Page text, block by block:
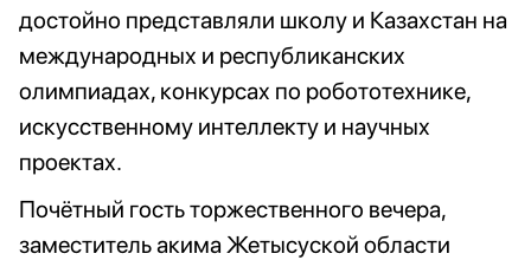
достойно представляли школу и Казахстан на
международных и республиканских
олимпиадах, конкурсах по робототехнике,
искусственному интеллекту и научных
проектах.
Почётный гость торжественного вечера,
заместитель акима Жетысуской области